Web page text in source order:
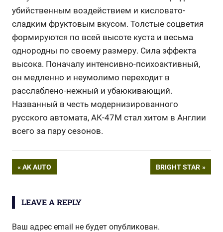
убийственным воздействием и кисловато-
сладким фруктовым вкусом. Толстые соцветия
формируются по всей высоте куста и весьма
однородны по своему размеру. Сила эффекта
высока. Поначалу интенсивно-психоактивный,
он медленно и неумолимо переходит в
расслаблено-нежный и убаюкивающий.
Названный в честь модернизированного
русского автомата, АК-47М стал хитом в Англии
всего за пару сезонов.
Навигация
записям
PREVIOUS
POST:
AK AUTO
NEXT
POST:
BRIGHT STAR
LEAVE A REPLY
Ваш адрес email не будет опубликован.